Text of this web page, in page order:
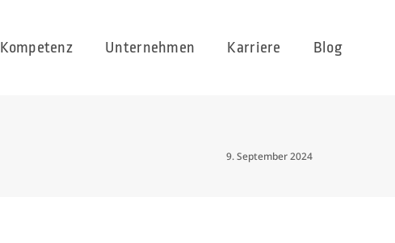
Kompetenz Unternehmen Karriere Blog
9. September 2024